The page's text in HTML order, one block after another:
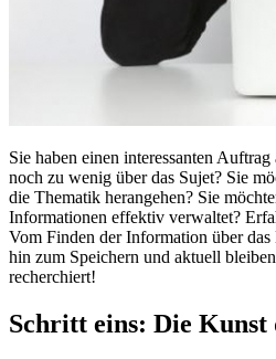
Sie haben einen interessanten
noch zu wenig über das Sujet? Sie
die Thematik herangehen? Sie
Informationen effektiv verwaltet?
Vom Finden der Information über
hin zum Speichern und aktuell
recherchiert!
Schritt eins: Die Kunst